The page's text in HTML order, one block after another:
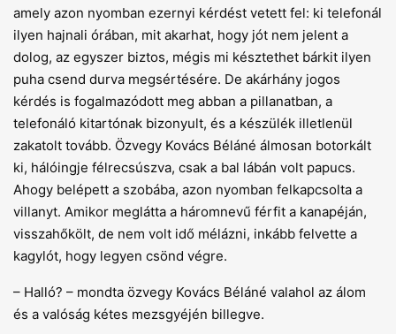
amely azon nyomban ezernyi kérdést vetett fel: ki telefonál
ilyen hajnali órában, mit akarhat, hogy jót nem jelent a
dolog, az egyszer biztos, mégis mi késztethet bárkit ilyen
puha csend durva megsértésére. De akárhány jogos
kérdés is fogalmazódott meg abban a pillanatban, a
telefonáló kitartónak bizonyult, és a készülék illetlenül
zakatolt tovább. Özvegy Kovács Béláné álmosan botorkált
ki, hálóingje félrecsúszva, csak a bal lábán volt papucs.
Ahogy belépett a szobába, azon nyomban felkapcsolta a
villanyt. Amikor meglátta a háromnevű férfit a kanapéján,
visszahőkölt, de nem volt idő mélázni, inkább felvette a
kagylót, hogy legyen csönd végre.
– Halló? – mondta özvegy Kovács Béláné valahol az álom
és a valóság kétes mezsgyéjén billegve.